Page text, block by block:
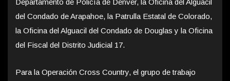
del Condado de Arapahoe, la Patrulla Estatal de Colorado,
la Oficina del Alguacil del Condado de Douglas y la Oficina
del Fiscal del Distrito Judicial 17.
Para la Operación Cross Country, el grupo de trabajo